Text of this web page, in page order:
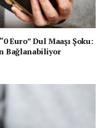
Euro” Dul Maaşı Şoku:
Bağlanabiliyor